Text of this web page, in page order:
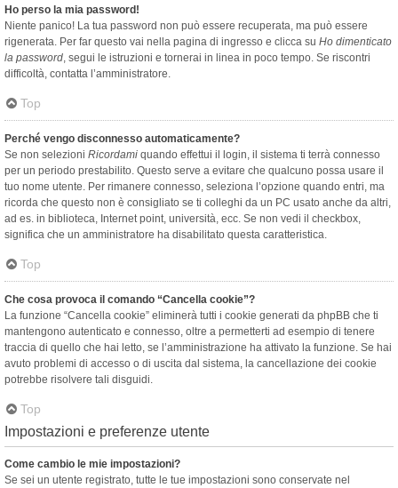
Ho perso la mia password!
Niente panico! La tua password non può essere recuperata, ma può essere
rigenerata. Per far questo vai nella pagina di ingresso e clicca su Ho dimenticato
la password, segui le istruzioni e tornerai in linea in poco tempo. Se riscontri
difficoltà, contatta l’amministratore.
Top
Perché vengo disconnesso automaticamente?
Se non selezioni Ricordami quando effettui il login, il sistema ti terrà connesso
per un periodo prestabilito. Questo serve a evitare che qualcuno possa usare il
tuo nome utente. Per rimanere connesso, seleziona l’opzione quando entri, ma
ricorda che questo non è consigliato se ti colleghi da un PC usato anche da altri,
ad es. in biblioteca, Internet point, università, ecc. Se non vedi il checkbox,
significa che un amministratore ha disabilitato questa caratteristica.
Top
Che cosa provoca il comando “Cancella cookie”?
La funzione “Cancella cookie” eliminerà tutti i cookie generati da phpBB che ti
mantengono autenticato e connesso, oltre a permetterti ad esempio di tenere
traccia di quello che hai letto, se l’amministrazione ha attivato la funzione. Se hai
avuto problemi di accesso o di uscita dal sistema, la cancellazione dei cookie
potrebbe risolvere tali disguidi.
Top
Impostazioni e preferenze utente
Come cambio le mie impostazioni?
Se sei un utente registrato, tutte le tue impostazioni sono conservate nel